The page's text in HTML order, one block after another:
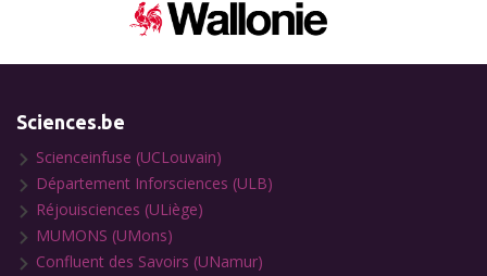
Sciences.be
Scienceinfuse (UCLouvain)
Département Inforsciences (ULB)
Réjouisciences (ULiège)
MUMONS (UMons)
Confluent des Savoirs (UNamur)